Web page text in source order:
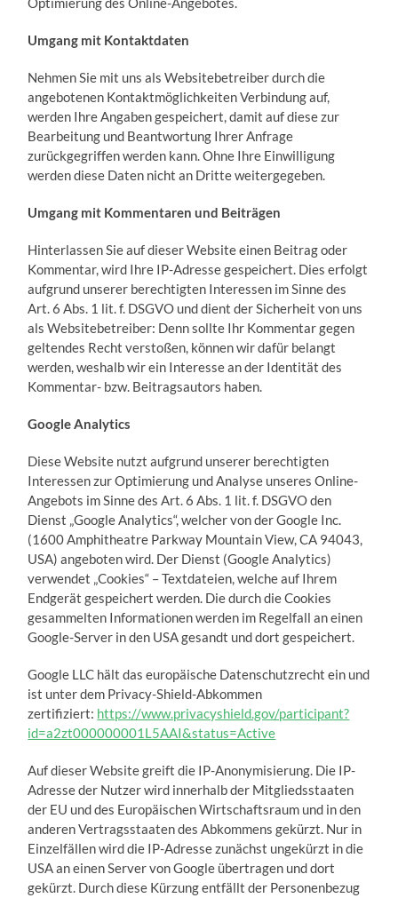
Umgang mit Kontaktdaten
Nehmen Sie mit uns als Websitebetreiber durch die
angebotenen Kontaktmöglichkeiten Verbindung auf,
werden Ihre Angaben gespeichert, damit auf diese zur
Bearbeitung und Beantwortung Ihrer Anfrage
zurückgegriffen werden kann. Ohne Ihre Einwilligung
werden diese Daten nicht an Dritte weitergegeben.
Umgang mit Kommentaren und Beiträgen
Hinterlassen Sie auf dieser Website einen Beitrag oder
Kommentar, wird Ihre IP-Adresse gespeichert. Dies erfolgt
aufgrund unserer berechtigten Interessen im Sinne des
Art. 6 Abs. 1 lit. f. DSGVO und dient der Sicherheit von uns
als Websitebetreiber: Denn sollte Ihr Kommentar gegen
geltendes Recht verstoßen, können wir dafür belangt
werden, weshalb wir ein Interesse an der Identität des
Kommentar- bzw. Beitragsautors haben.
Google Analytics
Diese Website nutzt aufgrund unserer berechtigten
Interessen zur Optimierung und Analyse unseres Online-
Angebots im Sinne des Art. 6 Abs. 1 lit. f. DSGVO den
Dienst „Google Analytics“, welcher von der Google Inc.
(1600 Amphitheatre Parkway Mountain View, CA 94043,
USA) angeboten wird. Der Dienst (Google Analytics)
verwendet „Cookies“ – Textdateien, welche auf Ihrem
Endgerät gespeichert werden. Die durch die Cookies
gesammelten Informationen werden im Regelfall an einen
Google-Server in den USA gesandt und dort gespeichert.
Google LLC hält das europäische Datenschutzrecht ein und
ist unter dem Privacy-Shield-Abkommen
zertifiziert: https://www.privacyshield.gov/participant?
id=a2zt000000001L5AAI&status=Active
Auf dieser Website greift die IP-Anonymisierung. Die IP-
Adresse der Nutzer wird innerhalb der Mitgliedsstaaten
der EU und des Europäischen Wirtschaftsraum und in den
anderen Vertragsstaaten des Abkommens gekürzt. Nur in
Einzelfällen wird die IP-Adresse zunächst ungekürzt in die
USA an einen Server von Google übertragen und dort
gekürzt. Durch diese Kürzung entfällt der Personenbezug